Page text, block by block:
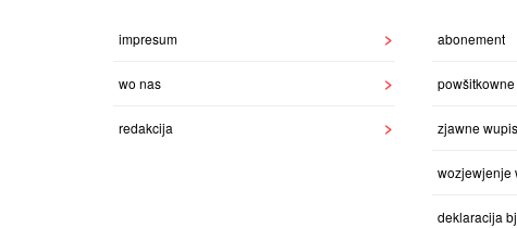
impresum
wo nas
redakcija
abonement
zjawne
wozjewjenje
deklaracija